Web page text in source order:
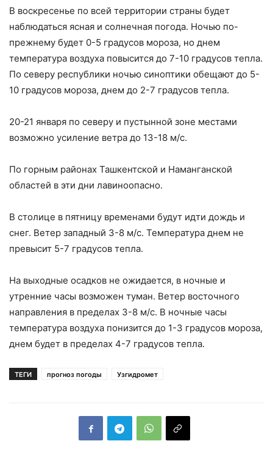
В воскресенье по всей территории страны будет
наблюдаться ясная и солнечная погода. Ночью по-
прежнему будет 0-5 градусов мороза, но днем
температура воздуха повысится до 7-10 градусов тепла.
По северу республики ночью синоптики обещают до 5-
10 градусов мороза, днем до 2-7 градусов тепла.
20-21 января по северу и пустынной зоне местами
возможно усиление ветра до 13-18 м/с.
По горным районах Ташкентской и Наманганской
областей в эти дни лавиноопасно.
В столице в пятницу временами будут идти дождь и
снег. Ветер западный 3-8 м/с. Температура днем не
превысит 5-7 градусов тепла.
На выходные осадков не ожидается, в ночные и
утренние часы возможен туман. Ветер восточного
направления в пределах 3-8 м/с. В ночные часы
температура воздуха понизится до 1-3 градусов мороза,
днем будет в пределах 4-7 градусов тепла.
ТЕГИ прогноз погоды Узгидромет